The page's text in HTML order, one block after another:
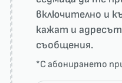
включително и
кажат и
съобщения.
*С абонирането